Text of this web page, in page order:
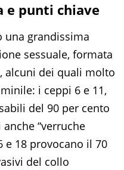
punti chiave
una grandissima
sessuale, formata
alcuni dei quali molto
i ceppi 6 e 11,
del 90 per cento
“verruche
e 18 provocano il 70
del collo